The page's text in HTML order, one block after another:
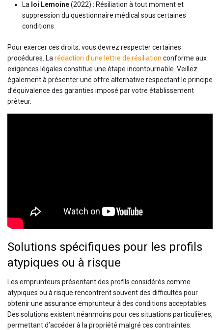
La loi Lemoine(2022) : Résiliation à tout moment et
suppression du questionnaire médical sous certaines
conditions
Pour exercer ces droits, vous devrez respecter certaines
procédures. La rédaction d’une lettre de résiliation conforme aux
exigences légales constitue une étape incontournable. Veillez
également à présenter une offre alternative respectant le principe
d’équivalence des garanties imposé par votre établissement
prêteur.
Solutions spécifiques pour les profils
atypiques ou à risque
Les emprunteurs présentant des profils considérés comme
atypiques ou à risque rencontrent souvent des difficultés pour
obtenir une assurance emprunteur à des conditions acceptables.
Des solutions existent néanmoins pour ces situations particulières,
permettant d’accéder à la propriété malgré ces contraintes.